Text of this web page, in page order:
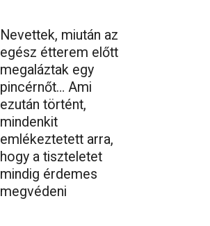
Nevettek, miután az
egész étterem előtt
megaláztak egy
pincérnőt… Ami
ezután történt,
mindenkit
emlékeztetett arra,
hogy a tiszteletet
mindig érdemes
megvédeni